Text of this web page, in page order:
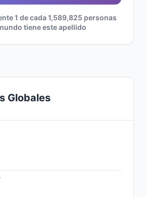
1 de cada 1,589,825 personas
tiene este apellido
Globales